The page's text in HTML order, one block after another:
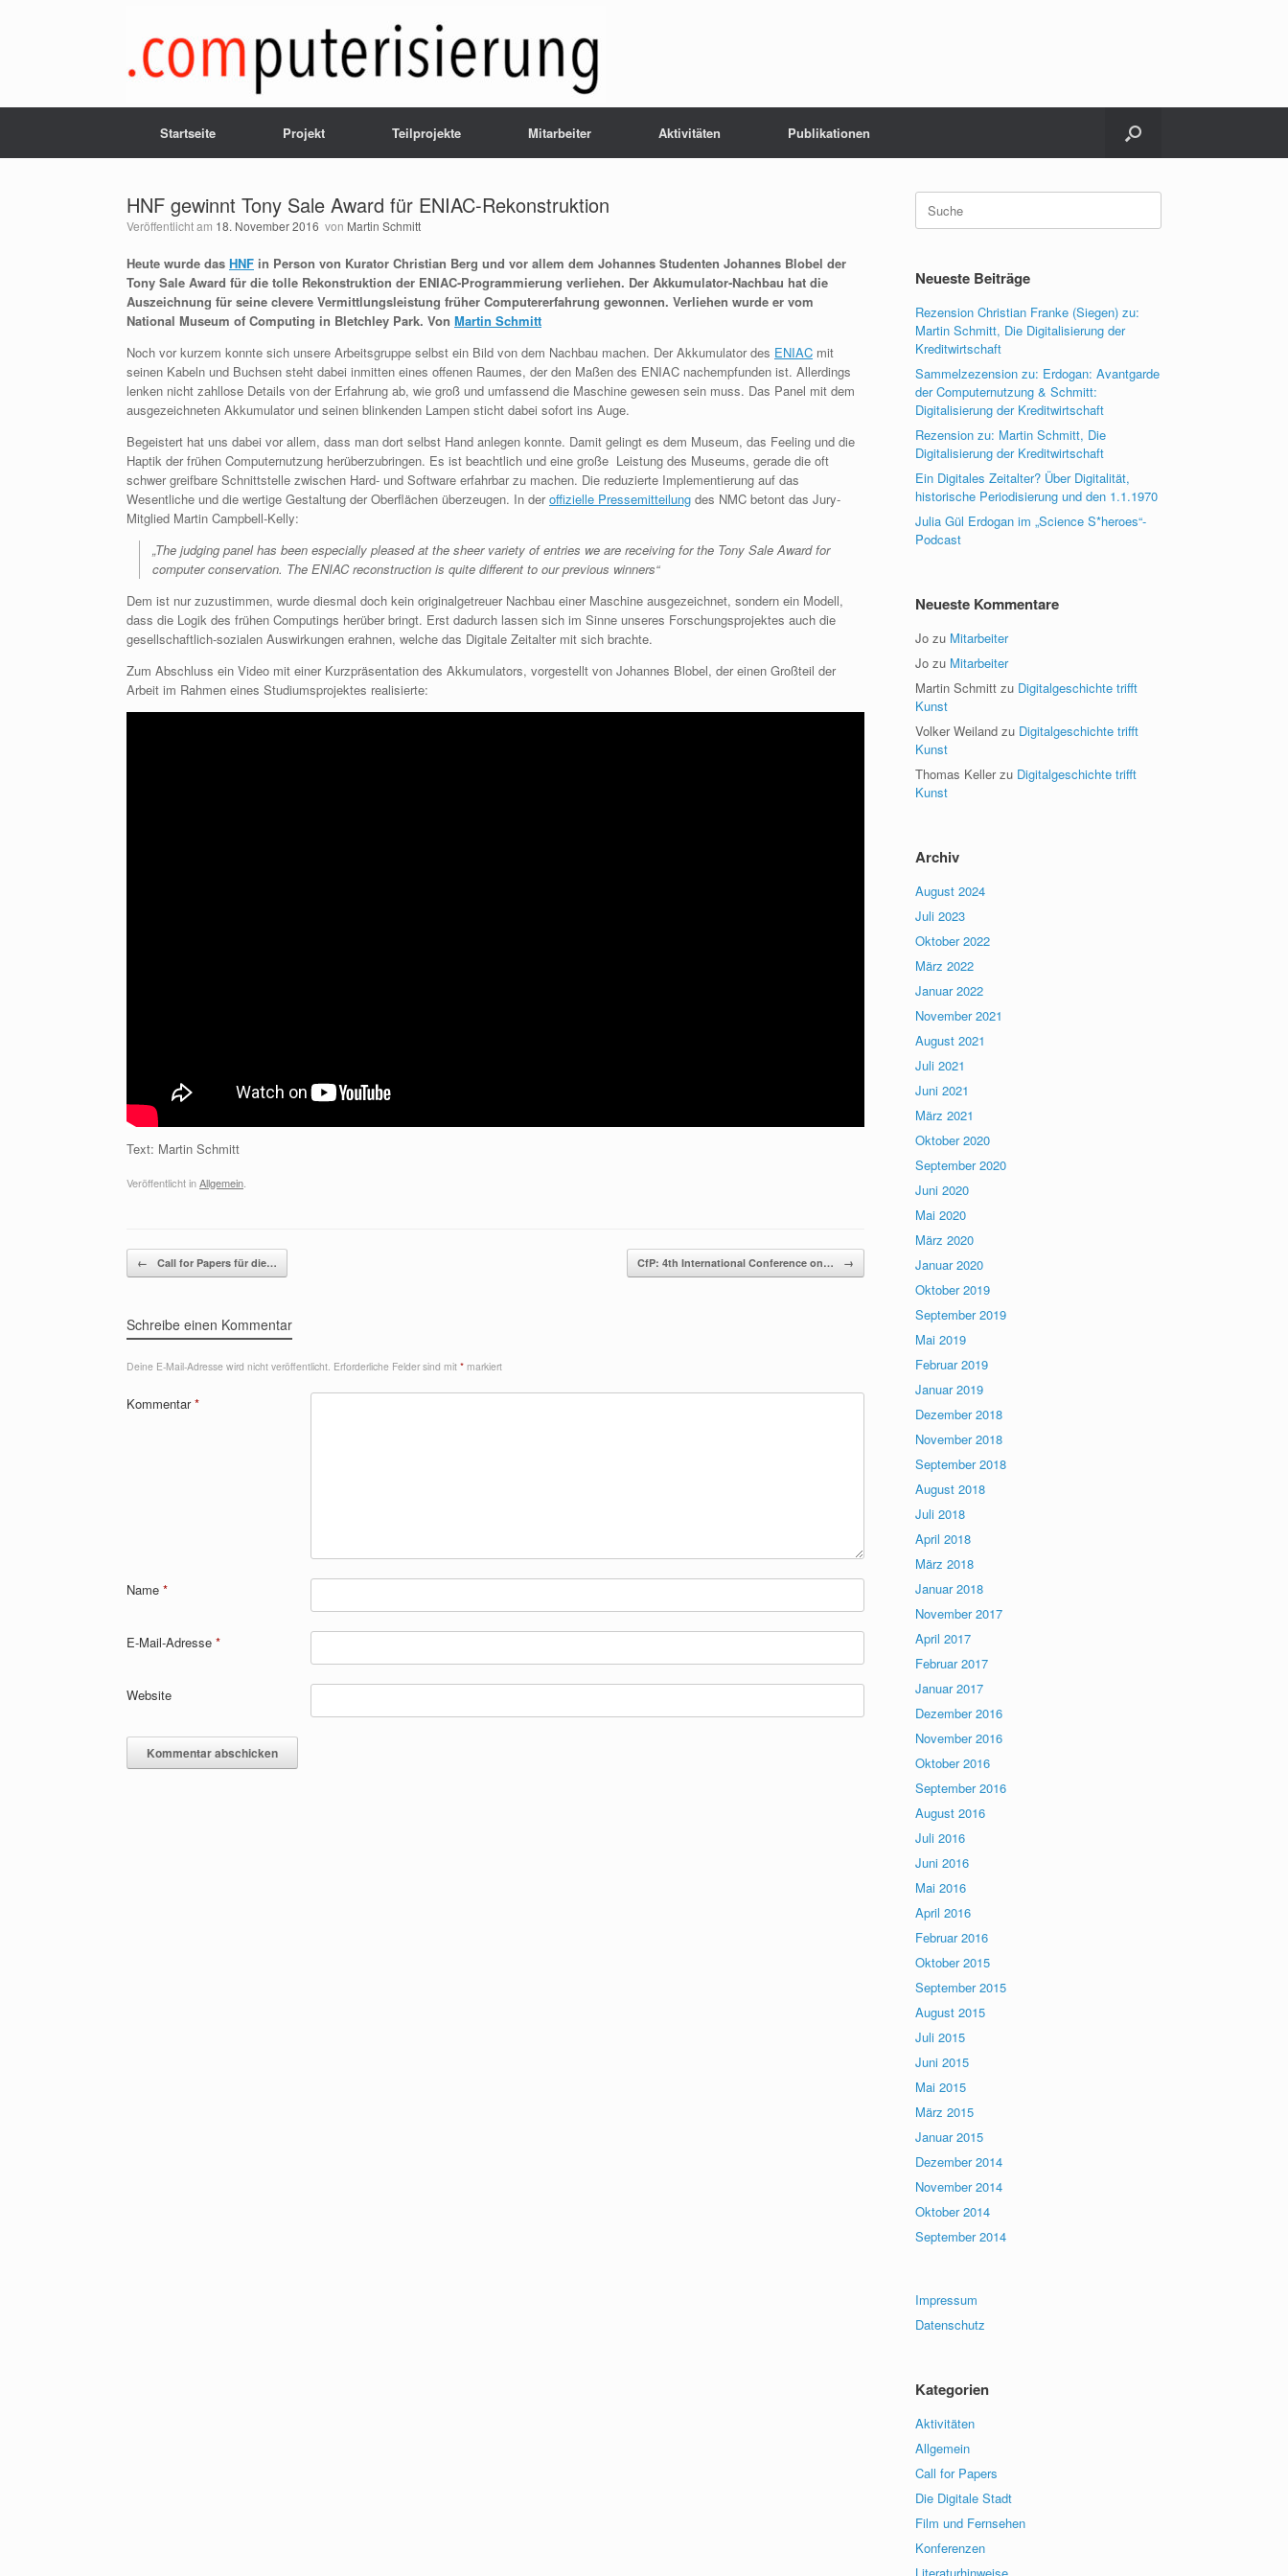
Startseite Projekt Teilprojekte Mitarbeiter Aktivitäten Publikationen
HNF gewinnt Tony Sale Award für ENIAC-Rekonstruktion
Veröffentlicht am 18. November 2016 von Martin Schmitt
Heute wurde das HNF in Person von Kurator Christian Berg und vor allem dem Johannes Studenten Johannes Blobel der
Tony Sale Award für die tolle Rekonstruktion der ENIAC-Programmierung verliehen. Der Akkumulator-Nachbau hat die
Auszeichnung für seine clevere Vermittlungsleistung früher Computererfahrung gewonnen. Verliehen wurde er vom
National Museum of Computing in Bletchley Park. Von Martin Schmitt
Noch vor kurzem konnte sich unsere Arbeitsgruppe selbst ein Bild von dem Nachbau machen. Der Akkumulator des ENIAC mit
seinen Kabeln und Buchsen steht dabei inmitten eines offenen Raumes, der den Maßen des ENIAC nachempfunden ist. Allerdings
lenken nicht zahllose Details von der Erfahrung ab, wie groß und umfassend die Maschine gewesen sein muss. Das Panel mit dem
ausgezeichneten Akkumulator und seinen blinkenden Lampen sticht dabei sofort ins Auge.
Begeistert hat uns dabei vor allem, dass man dort selbst Hand anlegen konnte. Damit gelingt es dem Museum, das Feeling und die
Haptik der frühen Computernutzung herüberzubringen. Es ist beachtlich und eine große Leistung des Museums, gerade die oft
schwer greifbare Schnittstelle zwischen Hard- und Software erfahrbar zu machen. Die reduzierte Implementierung auf das
Wesentliche und die wertige Gestaltung der Oberflächen überzeugen. In deroffizielle Pressemitteilung des NMC betont das Jury-
Mitglied Martin Campbell-Kelly:
„The judging panel has been especially pleased at the sheer variety of entries we are receiving for the Tony Sale Award for
computer conservation. The ENIAC reconstruction is quite different to our previous winners“
Dem ist nur zuzustimmen, wurde diesmal doch kein originalgetreuer Nachbau einer Maschine ausgezeichnet, sondern ein Modell,
dass die Logik des frühen Computings herüber bringt. Erst dadurch lassen sich im Sinne unseres Forschungsprojektes auch die
gesellschaftlich-sozialen Auswirkungen erahnen, welche das Digitale Zeitalter mit sich brachte.
Zum Abschluss ein Video mit einer Kurzpräsentation des Akkumulators, vorgestellt von Johannes Blobel, der einen Großteil der
Arbeit im Rahmen eines Studiumsprojektes realisierte:
Text: Martin Schmitt
Veröffentlicht inAllgemein
Beitragsnavigation
← Call for Papers für die… CfP: 4th International Conference on… →
Schreibe einen Kommentar
Deine E-Mail-Adresse wird nicht veröffentlicht. Erforderliche Felder sind mit * markiert
Kommentar*
Name *
E-Mail-Adresse *
Website
Suche
nach:
Neueste Beiträge
Rezension Christian Franke (Siegen) zu:
Martin Schmitt, Die Digitalisierung der
Kreditwirtschaft
Sammelzezension zu: Erdogan: Avantgarde
der Computernutzung & Schmitt:
Digitalisierung der Kreditwirtschaft
Rezension zu: Martin Schmitt, Die
Digitalisierung der Kreditwirtschaft
Ein Digitales Zeitalter? Über Digitalität,
historische Periodisierung und den 1.1.1970
Julia Gül Erdogan im „Science S*heroes“-
Podcast
Neueste Kommentare
Jo zu Mitarbeiter
Jo zu Mitarbeiter
Martin Schmitt zu Digitalgeschichte trifft
Kunst
Volker Weiland zu Digitalgeschichte trifft
Kunst
Thomas Kellerzu Digitalgeschichte trifft
Kunst
Archiv
August 2024
Juli 2023
Oktober 2022
März 2022
Januar 2022
November 2021
August 2021
Juli 2021
Juni 2021
März 2021
Oktober 2020
September 2020
Juni 2020
Mai 2020
März 2020
Januar 2020
Oktober 2019
September 2019
Mai 2019
Februar 2019
Januar 2019
Dezember 2018
November 2018
September 2018
August 2018
Juli 2018
April 2018
März 2018
Januar 2018
November 2017
April 2017
Februar 2017
Januar 2017
Dezember 2016
November 2016
Oktober 2016
September 2016
August 2016
Juli 2016
Juni 2016
Mai 2016
April 2016
Februar 2016
Oktober 2015
September 2015
August 2015
Juli 2015
Juni 2015
Mai 2015
März 2015
Januar 2015
Dezember 2014
November 2014
Oktober 2014
September 2014
Impressum
Datenschutz
Kategorien
Aktivitäten
Allgemein
Call for Papers
Die Digitale Stadt
Film und Fernsehen
Konferenzen